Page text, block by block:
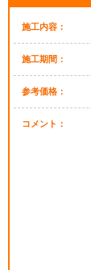
施工内容：
施工期間：
参考価格：
コメント：